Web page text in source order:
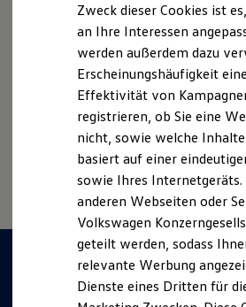
Laden
Laden unterwegs
Laden Zuhause
Ladezeitensimulator
Batterie
Sicherheit
Garantie und
Nachhaltigkeit
Technologie
Kosten und Kauf
Verbrauchskosten
Kaufoptionen
E-Auto-Förderung
Software und Konnektivität
Die ID. Software 6
ID. Software
Digitale Extras
Schnittstellen zu
Fahrzeugangebot
Serviceanfrage stellen
Zweck dieser Cookies ist
an Ihre Interessen
werden außerdem dazu
Erscheinungshäufigkeit
Effektivität von
registrieren, ob Sie eine
nicht, sowie welche
basiert auf einer
sowie Ihres
anderen Webseiten oder
Volkswagen
geteilt werden, sodass
relevante Werbung
Dienste eines Dritten für